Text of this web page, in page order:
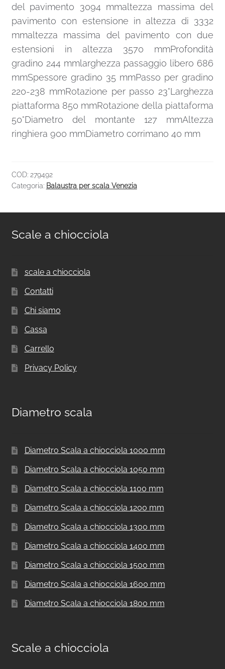
del pavimento 3094 mmaltezza massima del
pavimento con estensione in altezza di 3332
mmaltezza massima del pavimento con due
estensioni in altezza 3570 mmProfondità
gradino 244 mmlarghezza passaggio libero 686
mmSpessore gradino 35 mmPasso per gradino
220-238 mmRotazione per passo 23°Larghezza
piattaforma 850 mmRotazione della piattaforma
50°Diametro del montante 127 mmAltezza
ringhiera 900 mmDiametro corrimano 40 mm
COD: 279492
Categoria: Balaustra per scala Venezia
Scale a chiocciola
scale a chiocciola
Contatti
Chi siamo
Cassa
Carrello
Privacy Policy
Diametro scala
Diametro Scala a chiocciola 1000 mm
Diametro Scala a chiocciola 1050 mm
Diametro Scala a chiocciola 1100 mm
Diametro Scala a chiocciola 1200 mm
Diametro Scala a chiocciola 1300 mm
Diametro Scala a chiocciola 1400 mm
Diametro Scala a chiocciola 1500 mm
Diametro Scala a chiocciola 1600 mm
Diametro Scala a chiocciola 1800 mm
Scale a chiocciola